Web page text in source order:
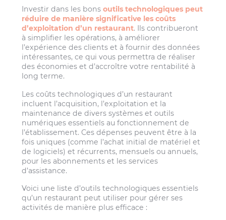
Investir dans les bonsoutils technologiques peut
réduire de manière significative les coûts
d’exploitation d’un restaurant. Ils contribueront
à simplifier les opérations, à améliorer
l’expérience des clients et à fournir des données
intéressantes, ce qui vous permettra de réaliser
des économies et d’accroître votre rentabilité à
long terme.
Les coûts technologiques d’un restaurant
incluent l’acquisition, l’exploitation et la
maintenance de divers systèmes et outils
numériques essentiels au fonctionnement de
l’établissement. Ces dépenses peuvent être à la
fois uniques (comme l’achat initial de matériel et
de logiciels) et récurrents, mensuels ou annuels,
pour les abonnements et les services
d’assistance.
Voici une liste d’outils technologiques essentiels
qu’un restaurant peut utiliser pour gérer ses
activités de manière plus efficace :